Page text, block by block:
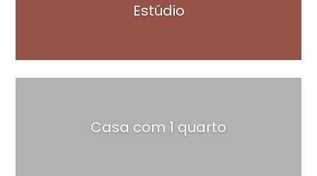
Estúdio
Casa com 1 quarto